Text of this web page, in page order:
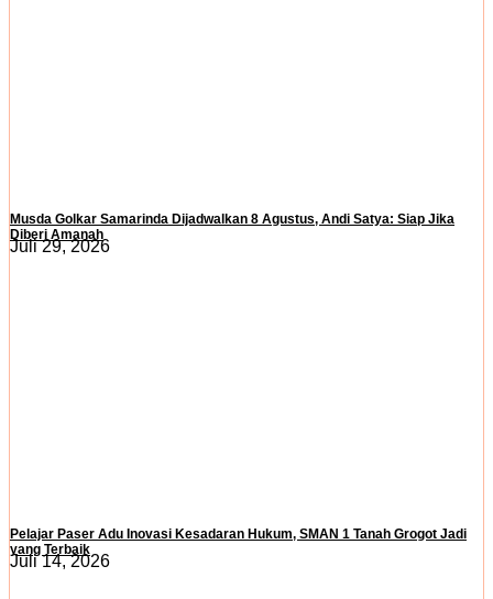
Musda Golkar Samarinda Dijadwalkan 8 Agustus, Andi Satya: Siap Jika
Diberi Amanah
Juli 29, 2026
Pelajar Paser Adu Inovasi Kesadaran Hukum, SMAN 1 Tanah Grogot Jadi
yang Terbaik
Juli 14, 2026